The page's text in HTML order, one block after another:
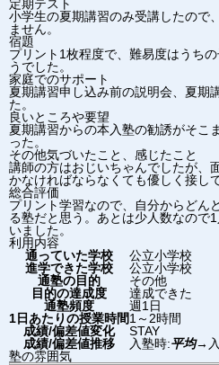
定期テスト
小学生の夏期講習のみ受講したので
ません。
宿題
プリント1枚程度で、難易度はうち
うでした。
家庭でのサポート
夏期講習申し込み前の説明会、夏期
た。
良いところや要望
夏期講習からの本入塾の勧誘がそこ
った。
その他気づいたこと、感じたこと
講師の方はおじいちゃんでしたが、
かなければならなくても優しく接し
総合評価
プリント学習なので、自分からどん
る塾だと思う。あとは少人数なので
いました。
利用内容
通っていた学校
公立小学校
進学できた学校
公立小学校
通塾の目的
その他
目的の達成度
達成できた
通塾頻度
週1日
1日あたりの授業時間1～2時間
成績/偏差値変化
STAY
成績/偏差値推移
入塾時:平均→
塾の雰囲気